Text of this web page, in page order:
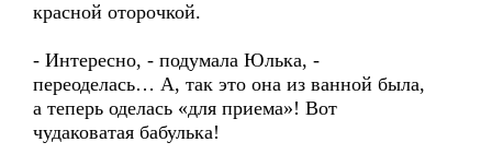
красной оторочкой.
- Интересно, - подумала Юлька, -
переоделась… А, так это она из ванной была,
а теперь оделась «для приема»! Вот
чудаковатая бабулька!